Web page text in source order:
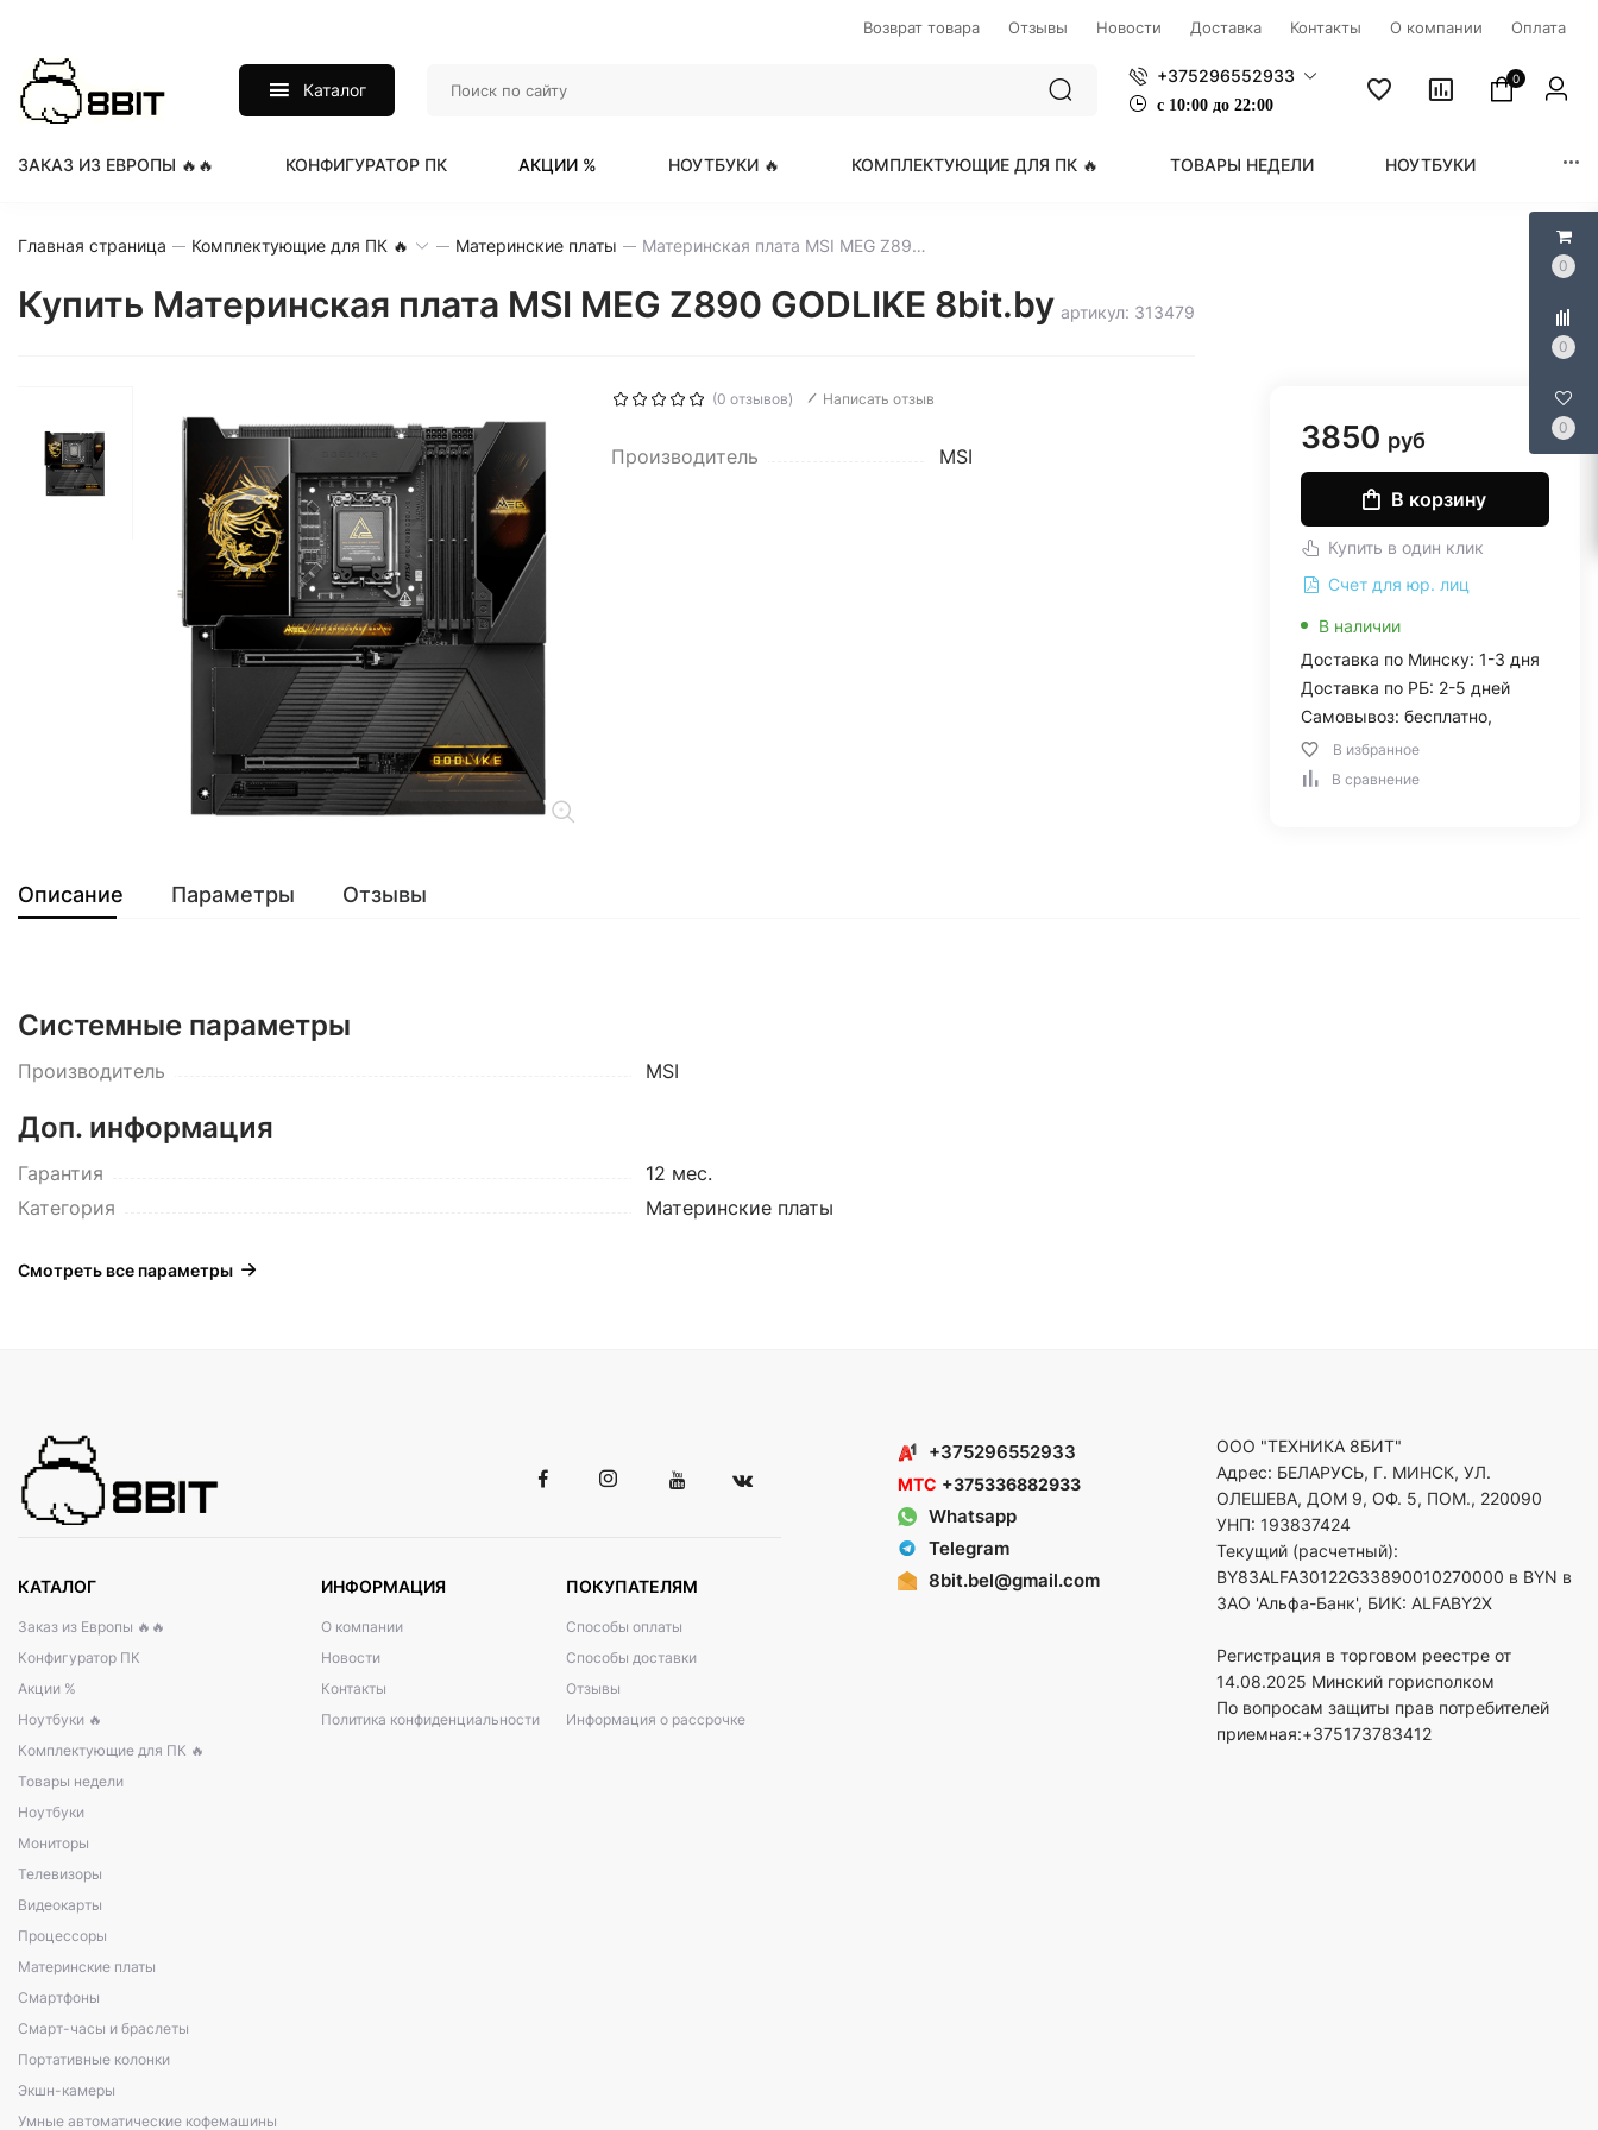
0
0
0
Возврат товара Отзывы Новости Доставка Контакты О компании Оплата
Каталог
+375296552933
с 1 0:00 до 22:00
0
ЗАКАЗ ИЗ ЕВРОПЫ 🔥🔥 КОНФИГУРАТОР ПК АКЦИИ % НОУТБУКИ 🔥 КОМПЛЕКТУЮЩИЕ ДЛЯ ПК 🔥 ТОВАРЫ НЕДЕЛИ НОУТБУКИ
Главная страница Комплектующие для ПК 🔥 Материнские платы Материнская плата MSI MEG Z890 GODLIKE
Купить Материнская плата MSI MEG Z890 GODLIKE 8bit.by артикул: 313479
(0 отзывов) Написать отзыв
Производитель MSI
3850 руб
В корзину
Купить в один клик
Счет для юр. лиц
В наличии
Доставка по Минску: 1-3 дня
Доставка по РБ: 2-5 дней
Самовывоз: бесплатно,
В избранное
В сравнение
Описание Параметры Отзывы
Системные параметры
Производитель MSI
Доп. информация
Гарантия
12 мес.
Категория
Материнские платы
Смотреть все параметры
КАТАЛОГ
Заказ из Европы 🔥🔥
Конфигуратор ПК
Акции %
Ноутбуки 🔥
Комплектующие для ПК 🔥
Товары недели
Ноутбуки
Мониторы
Телевизоры
Видеокарты
Процессоры
Материнские платы
Смартфоны
Смарт-часы и браслеты
Портативные колонки
Экшн-камеры
Умные автоматические кофемашины
ИНФОРМАЦИЯ
О компании
Новости
Контакты
Политика конфиденциальности
ПОКУПАТЕЛЯМ
Способы оплаты
Способы доставки
Отзывы
Информация о рассрочке
+375296552933
МТС +375336882933
Whatsapp
Telegram
8bit.bel@gmail.com
ООО "ТЕХНИКА 8БИТ"
Адрес: БЕЛАРУСЬ, Г. МИНСК, УЛ.
ОЛЕШЕВА, ДОМ 9, ОФ. 5, ПОМ., 220090
УНП: 193837424
Текущий (расчетный):
BY83ALFA30122G33890010270000 в BYN в
ЗАО 'Альфа-Банк', БИК: ALFABY2X
Регистрация в торговом реестре от
14.08.2025 Минский горисполком
По вопросам защиты прав потребителей
приемная:+375173783412